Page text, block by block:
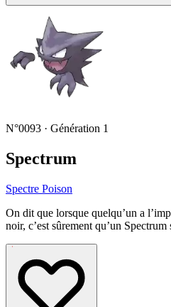
N°0093 · Génération 1
Spectrum
Spectre Poison
On dit que lorsque quelqu’un a
noir, c’est sûrement qu’un